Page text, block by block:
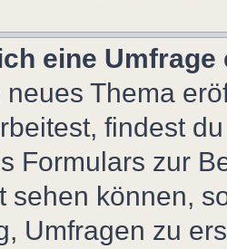
eine
Thema
findest
Formulars zur
sehen können,
Umfragen zu